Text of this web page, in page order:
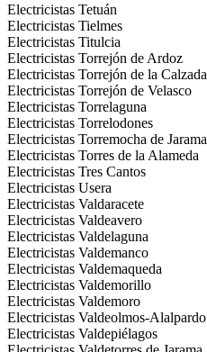
Electricistas Tetuán
Electricistas Tielmes
Electricistas Titulcia
Electricistas Torrejón de Ardoz
Electricistas Torrejón de la Calzada
Electricistas Torrejón de Velasco
Electricistas Torrelaguna
Electricistas Torrelodones
Electricistas Torremocha de Jarama
Electricistas Torres de la Alameda
Electricistas Tres Cantos
Electricistas Usera
Electricistas Valdaracete
Electricistas Valdeavero
Electricistas Valdelaguna
Electricistas Valdemanco
Electricistas Valdemaqueda
Electricistas Valdemorillo
Electricistas Valdemoro
Electricistas Valdeolmos-Alalpardo
Electricistas Valdepiélagos